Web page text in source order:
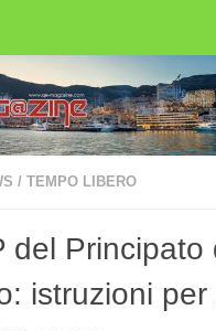
/ TEMPO LIBERO
del Principato
istruzioni per